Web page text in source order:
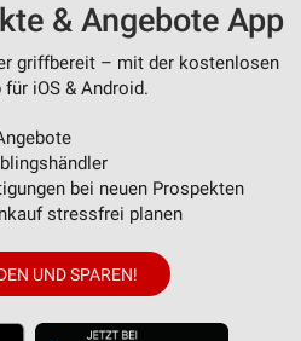
& Angebote App
griffbereit – mit der kostenlosen
iOS & Android.
bei neuen Prospekten
stressfrei planen
UND SPAREN!